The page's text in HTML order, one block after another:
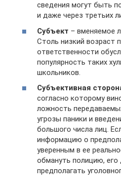
сведения могут быть
и даже через третьих
Субъект – вменяемое
Столь низкий возраст
ответственности
популярность таких
школьников.
Субъективная
согласно которому
ложность
угрозы паники и
большого числа лиц.
информацию о
уверенным в ее
обмануть полицию, его
предполагать